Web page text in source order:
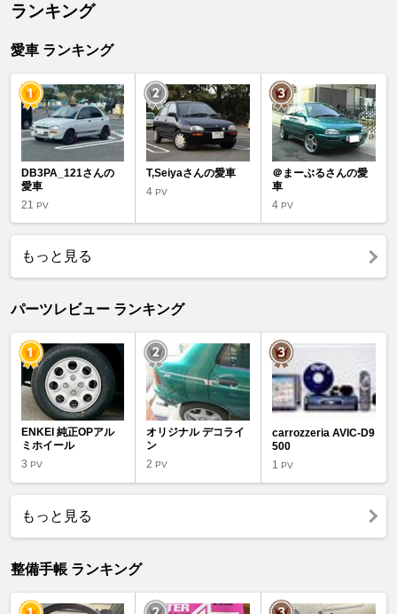
ランキング
愛車 ランキング
DB3PA_121さんの
愛車
21 PV
T,Seiyaさんの愛車
4PV
＠まーぶるさんの愛
車
4 PV
もっと見る
パーツレビュー ランキング
ENKEI 純正OPアル
ミホイール
3 PV
オリジナル デコライ
ン
2PV
carrozzeria AVIC-D9
500
1 PV
もっと見る
整備手帳 ランキング